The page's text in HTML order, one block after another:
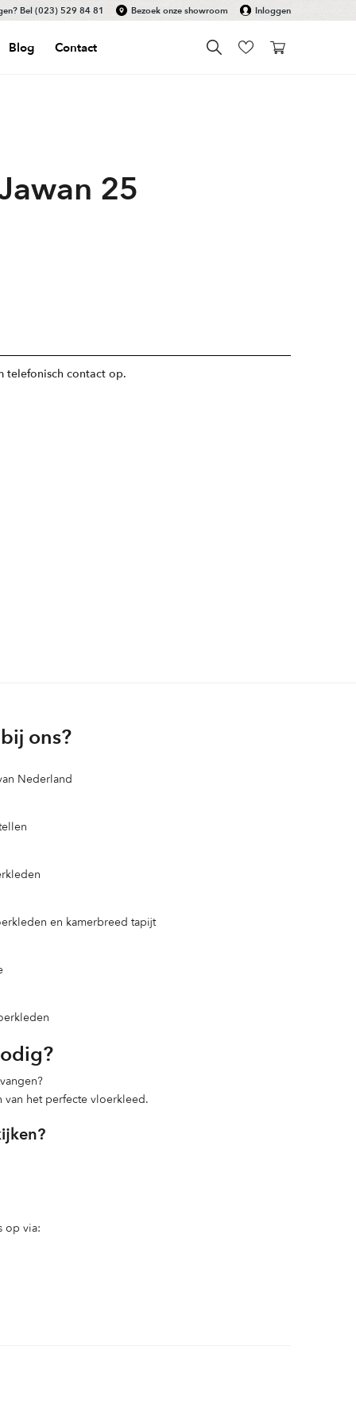
Bel(023) 529 84 81 Bezoek onze showroom Inloggen
Blog Contact
25
telefonisch contact op.
ons?
Nederland
en kamerbreed tapijt
het perfecte vloerkleed.
op via: